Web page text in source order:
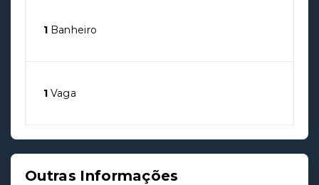
1 Banheiro
1 Vaga
Outras Informações